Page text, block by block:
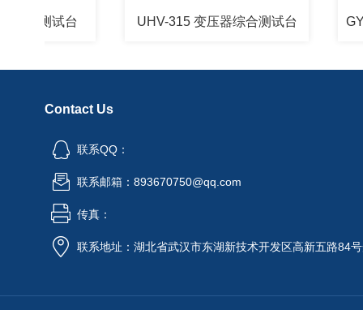
测试台 UHV-315 变压器综合测试台
Contact Us
联系QQ：
联系邮箱：893670750@qq.com
传真：
联系地址：湖北省武汉市东湖新技术开发区高新五路84